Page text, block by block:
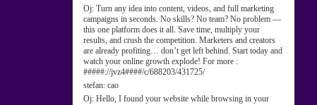
Oj: Turn any idea into content, videos, and full marketing
campaigns in seconds. No skills? No team? No problem —
this one platform does it all. Save time, multiply your
results, and crush the competition. Marketers and creators
are already profiting… don’t get left behind. Start today and
watch your online growth explode! For more :
#####://jvz4####/c/688203/431725/
stefan: cao
Oj: Hello, I found your website while browsing in your